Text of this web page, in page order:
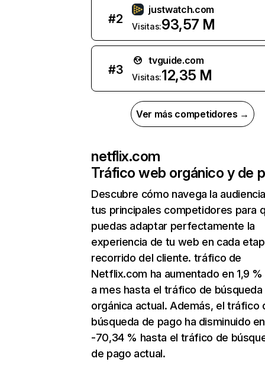
#2
justwatch.com
Visitas:93,57 M
#3
tvguide.com
Visitas:12,35 M
Ver más competidores →
netflix.com
Tráfico web orgánico y de
Descubre cómo navega la
tus principales competidores para
puedas adaptar perfectamente la
experiencia de tu web en cada
recorrido del cliente. tráfico de
Netflix.com ha aumentado en 1,9
a mes hasta el tráfico de búsqueda
orgánica actual. Además, el tráfico
búsqueda de pago ha disminuido en
-70,34 % hasta el tráfico de
de pago actual.